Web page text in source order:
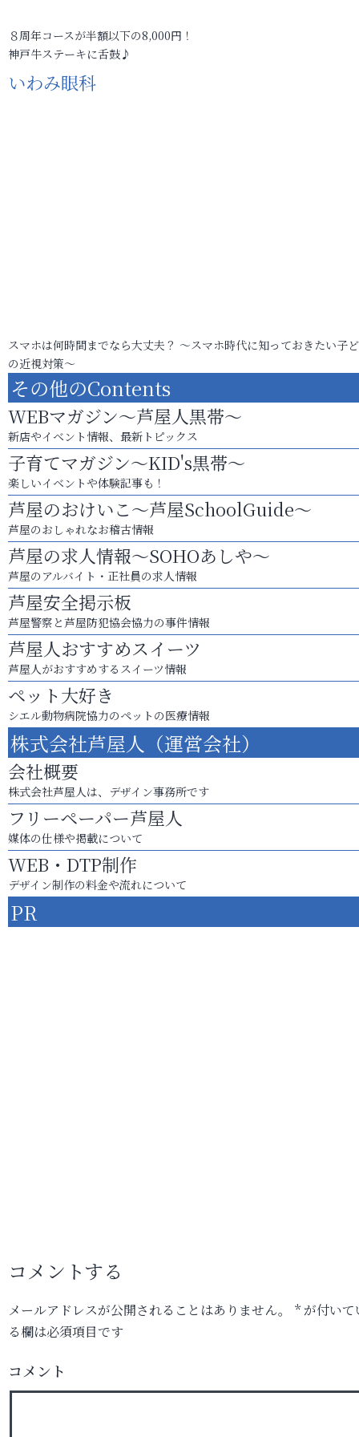
８周年コースが半額以下の8,000円！
神戸牛ステーキに舌鼓♪
いわみ眼科
スマホは何時間までなら大丈夫？ ～スマホ時代に知っておきたい子
の近視対策～
その他のContents
WEBマガジン～芦屋人黒帯～
新店やイベント情報、最新トピックス
子育てマガジン～KID's黒帯～
楽しいイベントや体験記事も！
芦屋のおけいこ～芦屋SchoolGuide～
芦屋のおしゃれなお稽古情報
芦屋の求人情報～SOHOあしや～
芦屋のアルバイト・正社員の求人情報
芦屋安全掲示板
芦屋警察と芦屋防犯協会協力の事件情報
芦屋人おすすめスイーツ
芦屋人がおすすめするスイーツ情報
ペット大好き
シエル動物病院協力のペットの医療情報
株式会社芦屋人（運営会社）
会社概要
株式会社芦屋人は、デザイン事務所です
フリーペーパー芦屋人
媒体の仕様や掲載について
WEB・DTP制作
デザイン制作の料金や流れについて
PR
コメントする
メールアドレスが公開されることはありません。 *が付いて
る欄は必須項目です
コメント